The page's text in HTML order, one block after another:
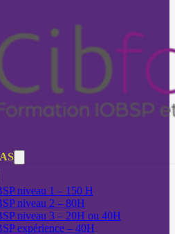
niveau 1 – 150 H
niveau 2 – 80H
niveau 3 – 20H ou 40H
expérience – 40H